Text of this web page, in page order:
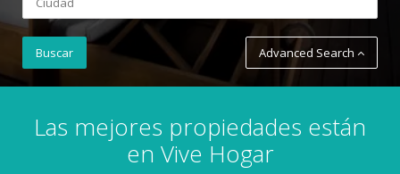
Advanced Search
Las mejores propiedades están
en Vive Hogar